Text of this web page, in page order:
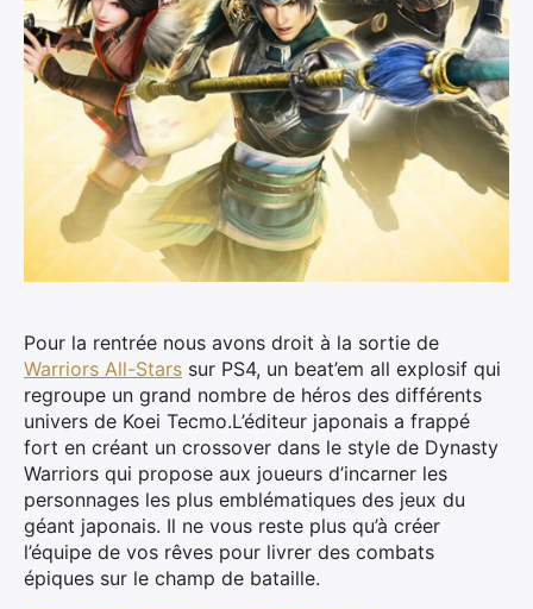
Pour la rentrée nous avons droit à la sortie de
Warriors All-Stars sur PS4, un beat’em all explosif qui
regroupe un grand nombre de héros des différents
univers de Koei Tecmo.L’éditeur japonais a frappé
fort en créant un crossover dans le style de Dynasty
Warriors qui propose aux joueurs d’incarner les
personnages les plus emblématiques des jeux du
géant japonais. Il ne vous reste plus qu’à créer
l’équipe de vos rêves pour livrer des combats
épiques sur le champ de bataille.